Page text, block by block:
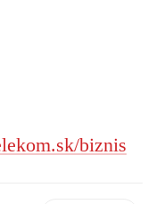
biznis